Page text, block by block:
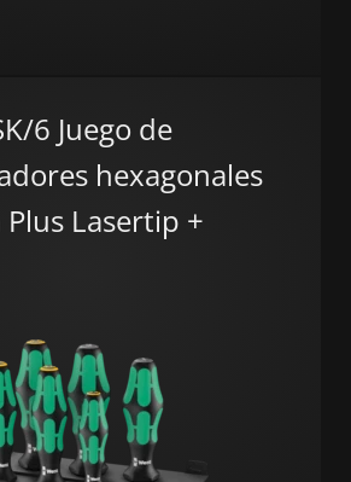
6 Juego de
hexagonales
Lasertip +